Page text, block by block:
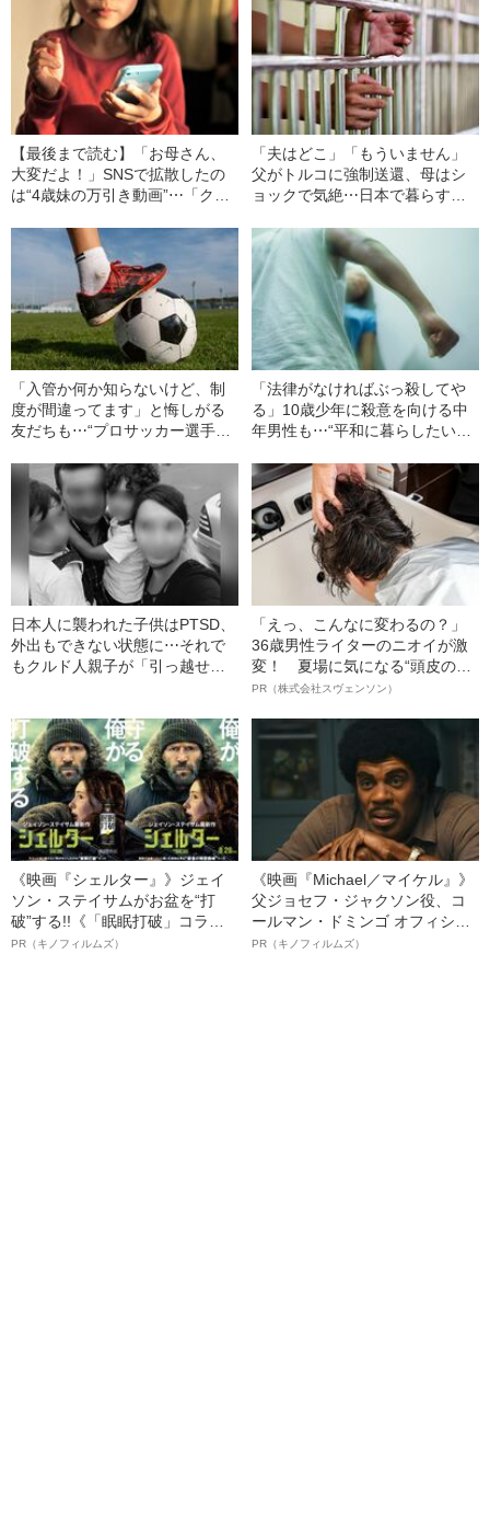
【最後まで読む】「お母さん、
大変だよ！」SNSで拡散したの
は“4歳妹の万引き動画”⋯「クル
家族を追い詰める『日本製・フ
ェイク動画』の衝撃
「夫はどこ」「もういません」
父がトルコに強制送還、母はシ
ョックで気絶⋯日本で暮らすク
た『入管の残酷』
「入管か何か知らないけど、制
度が間違ってます」と悔しがる
友だちも⋯“プロサッカー選手に
少年のその後
「法律がなければぶっ殺してや
る」10歳少年に殺意を向ける中
年男性も⋯“平和に暮らしたいだ
悪な日本人』
日本人に襲われた子供はPTSD、
外出もできない状態に⋯それで
もクルド人親子が「引っ越せな
か」
「えっ、こんなに変わるの？」
36歳男性ライターのニオイが激
変！ 夏場に気になる“頭皮のニ
オイ”や“ベタつき”を解消す
ト”が生み出した徹底ケアとは
PR（株式会社スヴェンソン）
《映画『シェルター』》ジェイ
ソン・ステイサムがお盆を“打
破”する!!《「眠眠打破」コラ
ボ》
PR（キノフィルムズ）
《映画『Michael／マイケル』》
父ジョセフ・ジャクソン役、コ
ールマン・ドミンゴ オフィシャ
ルインタビュー“観客を魅了した
PR（キノフィルムズ）